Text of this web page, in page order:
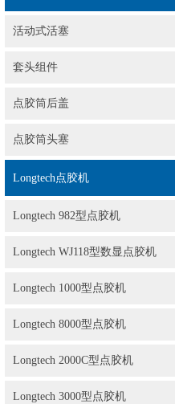
活动式活塞
套头组件
点胶筒后盖
点胶筒头塞
Longtech点胶机
Longtech 982型点胶机
Longtech WJ118型数显点胶机
Longtech 1000型点胶机
Longtech 8000型点胶机
Longtech 2000C型点胶机
Longtech 3000型点胶机